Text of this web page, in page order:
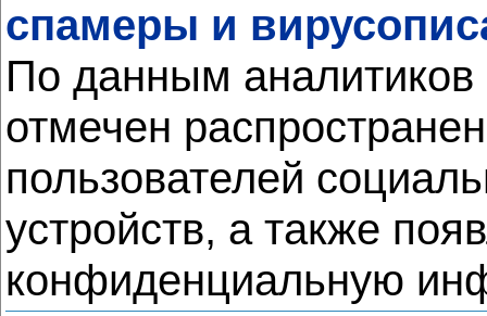
спамеры и
По данным аналитиков
отмечен
пользователей
устройств, а также
конфиденциальную